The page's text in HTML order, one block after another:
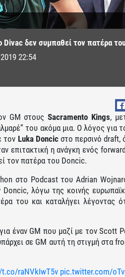
Divac δεν συμπαθεί τον πατέρα
22:54
GM στουςSacramento Kings,
του ακόμα μια. Ο λόγος για
τον Luka Doncicστο περσινό draft,
επιτακτική η ανάγκη ενός
τον πατέρα του Doncic.
στο Podcast του Adrian
Doncic, λόγω της κοινής
του και καταλήγει λέγοντας
έναν GM που μαζί με τον Scott
σε GM αυτή τη στιγμή στα
raNVkIwT5v pic.twitter.com/